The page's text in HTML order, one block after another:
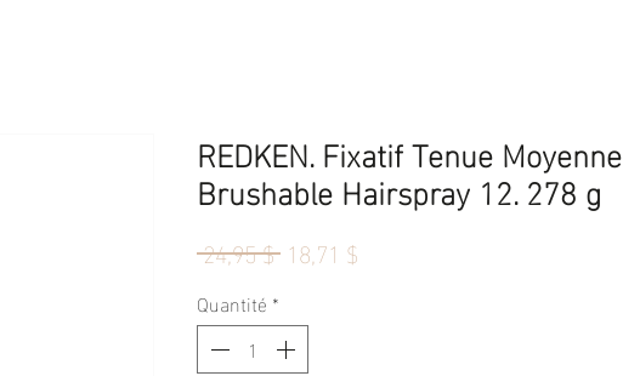
REDKEN. Fixatif Tenue Moyenne
Brushable Hairspray 12. 278 g
24,95 $ Prix
original
18,71 $
Quantité *